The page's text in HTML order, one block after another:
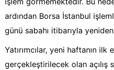
ardından Borsa İstanbul
günü sabahı itibarıyla
Yatırımcılar, yeni haftanın
gerçekleştirilecek olan açılış